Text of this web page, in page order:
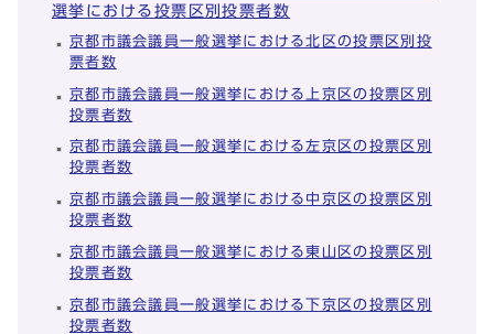
選挙における投票区別投票者数
京都市議会議員一般選挙における北区の投票区別投
票者数
京都市議会議員一般選挙における上京区の投票区別
投票者数
京都市議会議員一般選挙における左京区の投票区別
投票者数
京都市議会議員一般選挙における中京区の投票区別
投票者数
京都市議会議員一般選挙における東山区の投票区別
投票者数
京都市議会議員一般選挙における下京区の投票区別
投票者数